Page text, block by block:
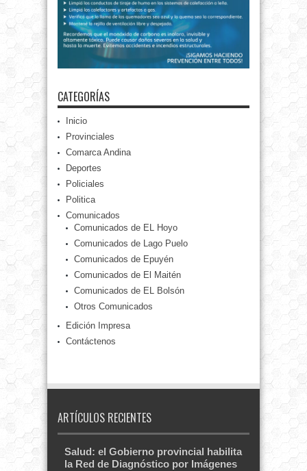
CATEGORÍAS
Inicio
Provinciales
Comarca Andina
Deportes
Policiales
Politica
Comunicados
Comunicados de EL Hoyo
Comunicados de Lago Puelo
Comunicados de Epuyén
Comunicados de El Maitén
Comunicados de EL Bolsón
Otros Comunicados
Edición Impresa
Contáctenos
ARTÍCULOS RECIENTES
Salud: el Gobierno provincial habilita
la Red de Diagnóstico por Imágenes